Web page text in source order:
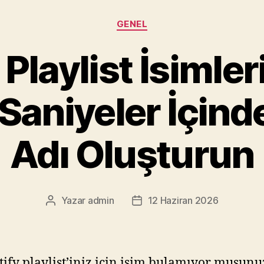
Kategoriler
GENEL
Adı Oluşturun
Yazının
Yazar admin
Yazı12 Haziran 2026